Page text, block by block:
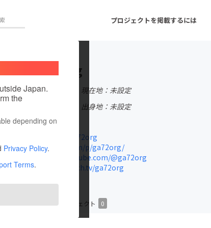
プロジェクトを掲載するには
ェクト 注目のリターン 注目の新着プロジェクト
真
ー・ガジェット
ゲーム・サービス開発
書籍・雑誌出版
起業
・地域活性化
Japan.
the
depending on
Privacy Policy.
Terms.
ga72org
在住国：日本
現在地：未設定
出身地：未設定
ga72.org/
x.com/ga72org
500px.com/p/ga72org/
www.youtube.com/@ga72org
www.twitch.tv/ga72org
0 投稿した プロジェクト 0